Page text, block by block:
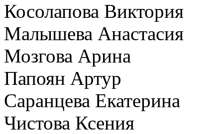
Косолапова Виктория
Малышева Анастасия
Мозгова Арина
Папоян Артур
Саранцева Екатерина
Чистова Ксения